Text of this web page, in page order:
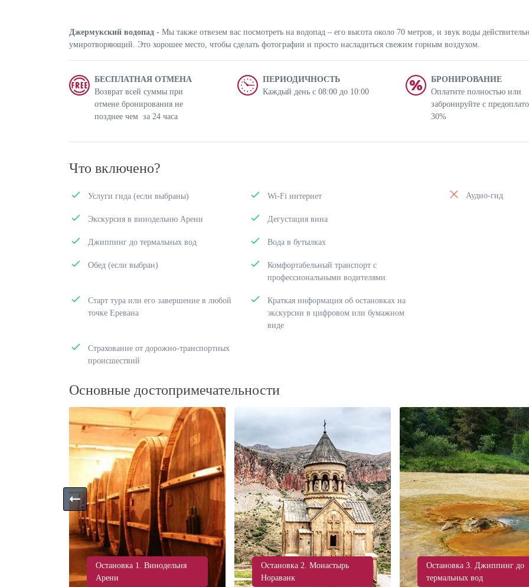
Джермукский водопад - Мы также отвезем вас посмотреть на водопад – его высота около 70 метров, и звук воды
умиротворяющий. Это хорошее место, чтобы сделать фотографии и просто насладиться свежим горным воздухом.
БЕСПЛАТНАЯ ОТМЕНА
Возврат всей суммы при
отмене бронирования не
позднее чем за 24 часa
ПЕРИОДИЧНОСТЬ
Каждый день с 08:00 до 10:00
БРОНИРОВАНИЕ
Оплатите полностью или
забронируйте с
30%
Что включено?
Услуги гида (если выбраны) Wi-Fi интернет
Экскурсия в винодельню Арени Дегустация вина
Джиппинг до термальных вод Вода в бутылках
Обед (если выбран)
Комфортабельный транспорт с
профессиональными водителями
Старт тура или его завершение в любой
точке Еревана
Краткая информация об остановках на
экскурсии в цифровом или бумажном
виде
Страхование от дорожно-транспортных
происшествий
Аудио-гид
Основные достопримечательности
Остановка 1. Винодельня
Арени
Остановка 2. Монастырь
Нораванк
Остановка 3. Джиппинг до
термальных вод